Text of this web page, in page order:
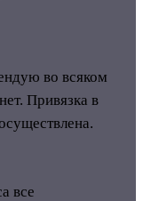
во всяком
Привязка в
все